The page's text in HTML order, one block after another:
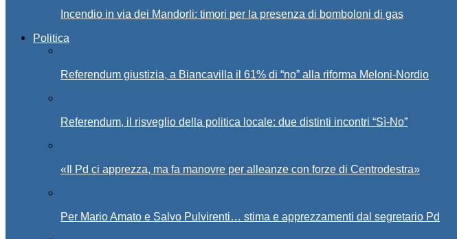
Incendio in via dei Mandorli: timori per la presenza di bomboloni di gas
Politica
Referendum giustizia, a Biancavilla il 61% di “no” alla riforma Meloni-Nordio
Referendum, il risveglio della politica locale: due distinti incontri “Sì-No”
«Il Pd ci apprezza, ma fa manovre per alleanze con forze di Centrodestra»
Per Mario Amato e Salvo Pulvirenti… stima e apprezzamenti dal segretario Pd